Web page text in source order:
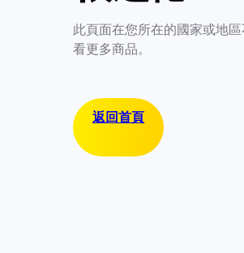
此頁面在您所在的國家或地
看更多商品。
返回首頁